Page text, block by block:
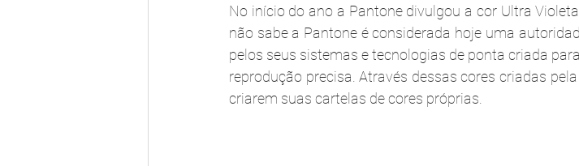
No início do ano a Pantone divulgou a cor Ultra
não sabe a Pantone é considerada hoje uma
pelos seus sistemas e tecnologias de ponta criada
reprodução precisa. Através dessas cores criadas
criarem suas cartelas de cores próprias.